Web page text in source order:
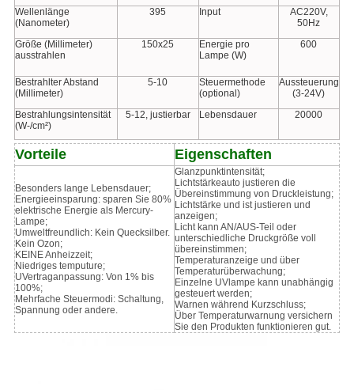
Wellenlänge
(Nanometer)
395 Input
AC220V,
50Hz
Größe (Millimeter)
ausstrahlen
150x25
Energie pro
Lampe (W)
600
Bestrahlter Abstand
(Millimeter)
5-10
Steuermethode
(optional)
Aussteuerung
(3-24V)
Bestrahlungsintensität
(W-/cm²)
5-12, justierbar Lebensdauer 20000
Vorteile Eigenschaften
Besonders lange Lebensdauer;
Energieeinsparung: sparen Sie 80%
elektrische Energie als Mercury-
Lampe;
Umweltfreundlich: Kein Quecksilber.
Kein Ozon;
KEINE Anheizzeit;
Niedriges temputure;
UVertraganpassung: Von 1% bis
100%;
Mehrfache Steuermodi: Schaltung,
Spannung oder andere.
Glanzpunktintensität;
Lichtstärkeauto justieren die
Übereinstimmung von Druckleistung;
Lichtstärke und ist justieren und
anzeigen;
Licht kann AN/AUS-Teil oder
unterschiedliche Druckgröße voll
übereinstimmen;
Temperaturanzeige und über
Temperaturüberwachung;
Einzelne UVlampe kann unabhängig
gesteuert werden;
Warnen während Kurzschluss;
Über Temperaturwarnung versichern
Sie den Produkten funktionieren gut.